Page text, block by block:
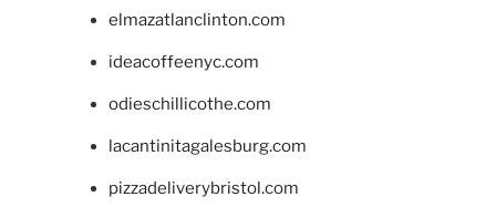
elmazatlanclinton.com
ideacoffeenyc.com
odieschillicothe.com
lacantinitagalesburg.com
pizzadeliverybristol.com